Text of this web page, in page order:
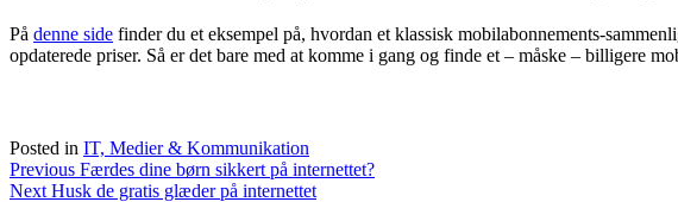
På denne side finder du et eksempel på, hvordan et klassisk mobilabonnements-
opdaterede priser. Så er det bare med at komme i gang og finde et – måske – billigere
Posted in IT, Medier & Kommunikation
Indlægsnavigation
Previous Færdes dine børn sikkert på internettet?
Next Husk de gratis glæder på internettet